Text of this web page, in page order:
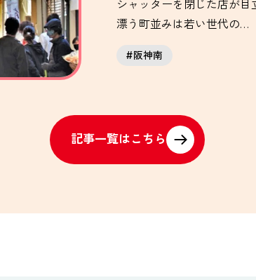
シャッターを閉じた店が目
漂う町並みは若い世代の…
阪神南
記事一覧はこちら